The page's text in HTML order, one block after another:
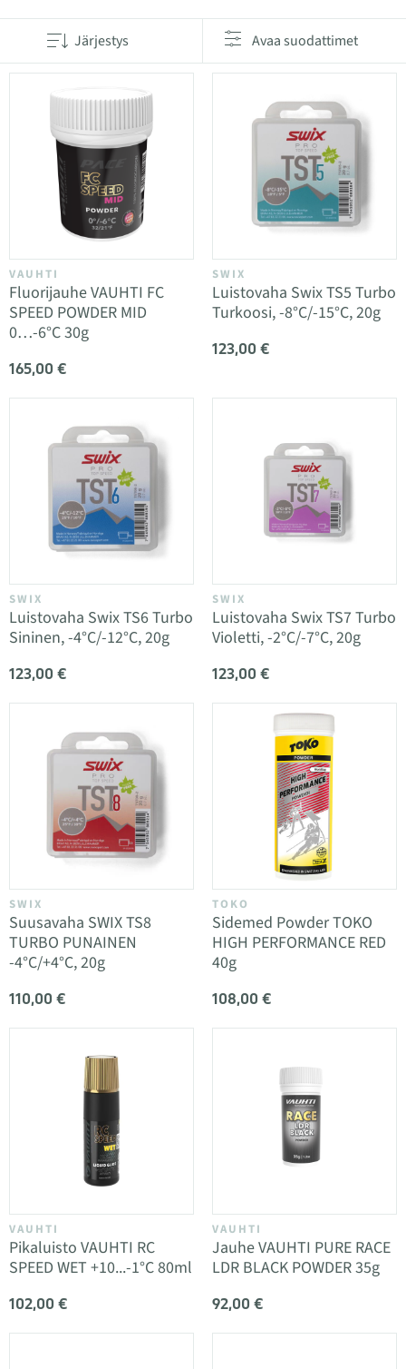
Järjestys Avaa suodattimet
VAUHTI
Fluorijauhe VAUHTI FC
SPEED POWDER MID
0…-6°C 30g
165,00 €
SWIX
Luistovaha Swix TS5 Turbo
Turkoosi, -8°C/-15°C, 20g
123,00 €
SWIX
Luistovaha Swix TS6 Turbo
Sininen, -4°C/-12°C, 20g
123,00 €
SWIX
Luistovaha Swix TS7 Turbo
Violetti, -2°C/-7°C, 20g
123,00 €
SWIX
Suusavaha SWIX TS8
TURBO PUNAINEN
-4°C/+4°C, 20g
110,00 €
TOKO
Sidemed Powder TOKO
HIGH PERFORMANCE RED
40g
108,00 €
VAUHTI
Pikaluisto VAUHTI RC
SPEED WET +10...-1°C 80ml
102,00 €
VAUHTI
Jauhe VAUHTI PURE RACE
LDR BLACK POWDER 35g
92,00 €